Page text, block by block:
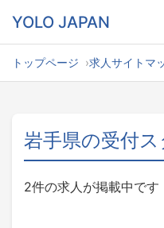
YOLO JAPAN
トップページ 求人サイトマ
岩手県の受付
2件の求人が掲載中です